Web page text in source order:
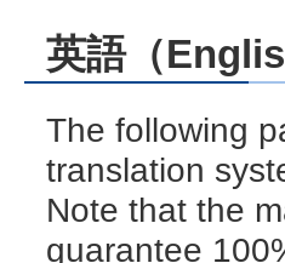
英語（
The following
translation
Note that the
guarantee